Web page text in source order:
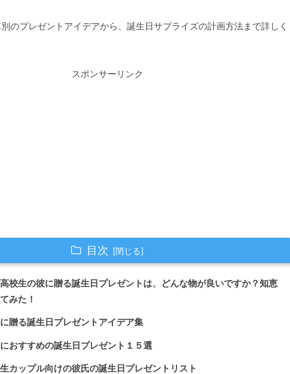
のプレゼントアイデアから、誕生日サプライズの計画方法まで詳しく
スポンサーリンク
目次
校生の彼に贈る誕生日プレゼントは、どんな物が良いですか？知恵
みた！
贈る誕生日プレゼントアイデア集
おすすめの誕生日プレゼント１５選
カップル向けの彼氏の誕生日プレゼントリスト